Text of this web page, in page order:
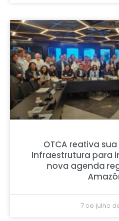
OTCA reativa
Infraestrutura para
nova agenda
7 de julho